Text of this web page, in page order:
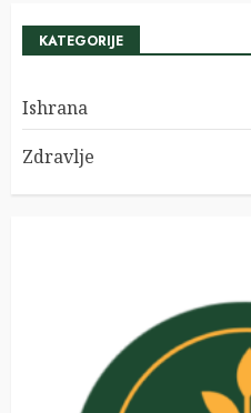
KATEGORIJE
Ishrana
Zdravlje